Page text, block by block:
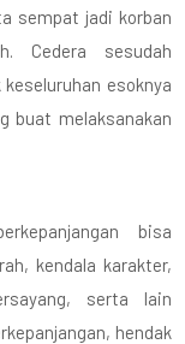
sempat jadi korban
Cedera sesudah
esoknya
buat melaksanakan
bisa
kendala karakter,
serta lain
hendak